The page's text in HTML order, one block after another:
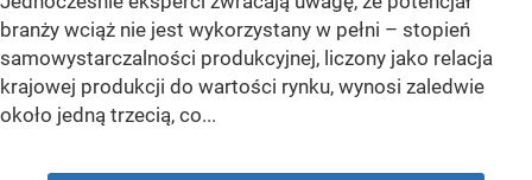
branży wciąż nie jest wykorzystany w pełni – stopień
samowystarczalności produkcyjnej, liczony jako relacja
krajowej produkcji do wartości rynku, wynosi zaledwie
około jedną trzecią, co...